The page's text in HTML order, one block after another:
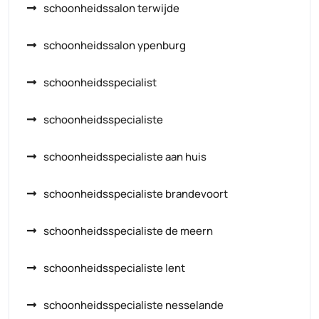
schoonheidssalon terwijde
schoonheidssalon ypenburg
schoonheidsspecialist
schoonheidsspecialiste
schoonheidsspecialiste aan huis
schoonheidsspecialiste brandevoort
schoonheidsspecialiste de meern
schoonheidsspecialiste lent
schoonheidsspecialiste nesselande